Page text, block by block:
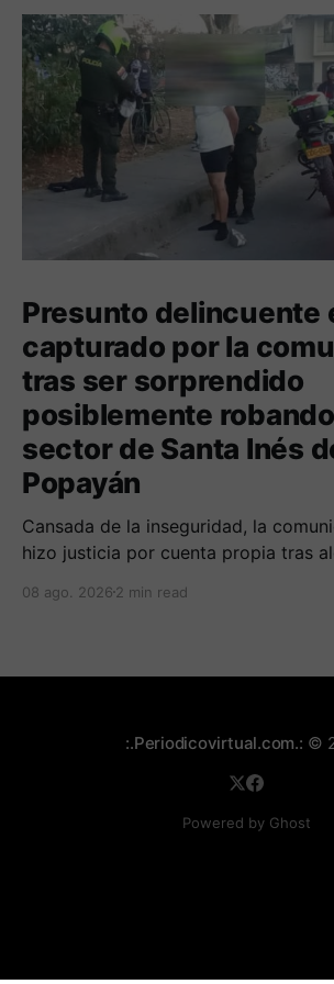
Presunto delincuente
capturado por la
tras ser sorprendido
posiblemente
sector de Santa Inés
Popayán
Cansada de la inseguridad, la
hizo justicia por cuenta propia tras
comuna cuatro. La gente pedía que
08 ago. 2026 2 min read
:.Periodicovirtual.com.: ©
Powered by Ghost